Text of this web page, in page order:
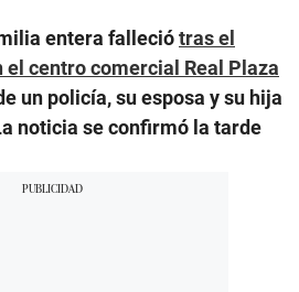
entera falleciótras el
el centro comercial Real Plaza
un policía, su esposa y su hija
noticia se confirmó la tarde